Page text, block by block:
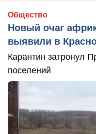
Общество
Новый очаг
выявили в
Карантин затронул
поселений